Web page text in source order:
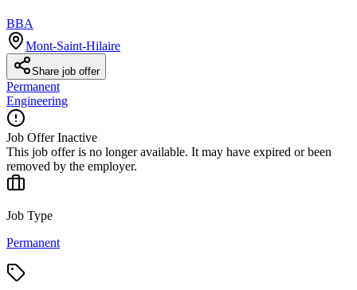
BBA
Mont-Saint-Hilaire
Share job offer
Permanent
Engineering
Job Offer Inactive
This job offer is no longer available. It may have expired or been
removed by the employer.
Job Type
Permanent